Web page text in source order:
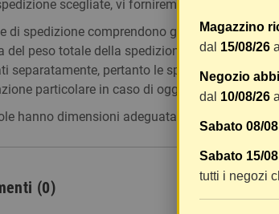
scegliate, vi forniremo un link per
di spedizione comprendono gli oneri di
del peso totale della spedizione. Vi
separatamente, pertanto le spese di
particolare in caso di oggetti fragili.
hanno dimensioni adeguatamente ampie e i
(0)
Magazzino
dal 15/08/26
Negozio
dal 10/08/26
Sabato 08/08
Sabato 15/
tutti i negozi